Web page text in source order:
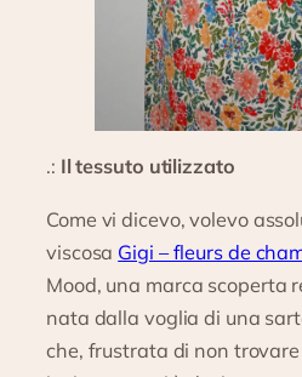
.: Il tessuto utilizzato
Come vi dicevo, volevo
viscosa Gigi – fleurs de
Mood, una marca scoperta
nata dalla voglia di una
che, frustrata di non